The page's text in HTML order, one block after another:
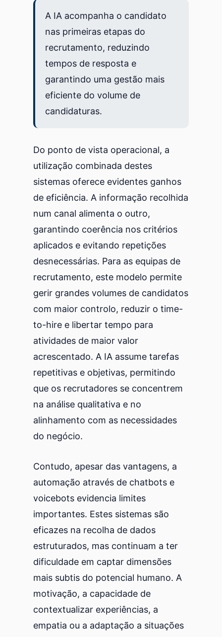
A IA acompanha o candidato
nas primeiras etapas do
recrutamento, reduzindo
tempos de resposta e
garantindo uma gestão mais
eficiente do volume de
candidaturas.
Do ponto de vista operacional, a
utilização combinada destes
sistemas oferece evidentes ganhos
de eficiência. A informação recolhida
num canal alimenta o outro,
garantindo coerência nos critérios
aplicados e evitando repetições
desnecessárias. Para as equipas de
recrutamento, este modelo permite
gerir grandes volumes de candidatos
com maior controlo, reduzir o time-
to-hire e libertar tempo para
atividades de maior valor
acrescentado. A IA assume tarefas
repetitivas e objetivas, permitindo
que os recrutadores se concentrem
na análise qualitativa e no
alinhamento com as necessidades
do negócio.
Contudo, apesar das vantagens, a
automação através de chatbots e
voicebots evidencia limites
importantes. Estes sistemas são
eficazes na recolha de dados
estruturados, mas continuam a ter
dificuldade em captar dimensões
mais subtis do potencial humano. A
motivação, a capacidade de
contextualizar experiências, a
empatia ou a adaptação a situações